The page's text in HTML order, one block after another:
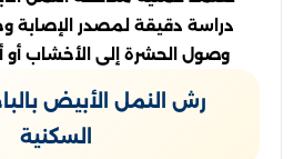
دراسة دقيقة لمصدر الإصابة
وصول الحشرة إلى الأخشاب أو
رش النمل الأبيض
السكنية